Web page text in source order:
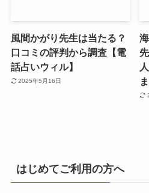
風間かがり先生は当たる？
口コミの評判から調査【電
話占いウィル】
2025年5月16日
はじめてご利用の方へ